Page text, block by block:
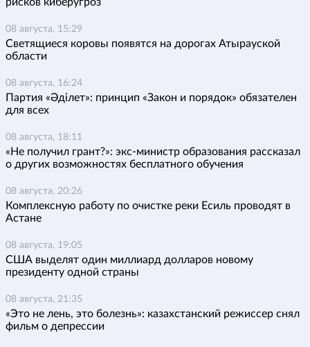
08 августа, 15:29
Светящиеся коровы появятся на дорогах Атырауской
области
08 августа, 16:24
Партия «Әділет»: принцип «Закон и порядок» обязателен
для всех
08 августа, 18:11
«Не получил грант?»: экс-министр образования рассказал
о других возможностях бесплатного обучения
08 августа, 20:26
Комплексную работу по очистке реки Есиль проводят в
Астане
08 августа, 19:05
США выделят один миллиард долларов новому
президенту одной страны
08 августа, 21:35
«Это не лень, это болезнь»: казахстанский режиссер снял
фильм о депрессии